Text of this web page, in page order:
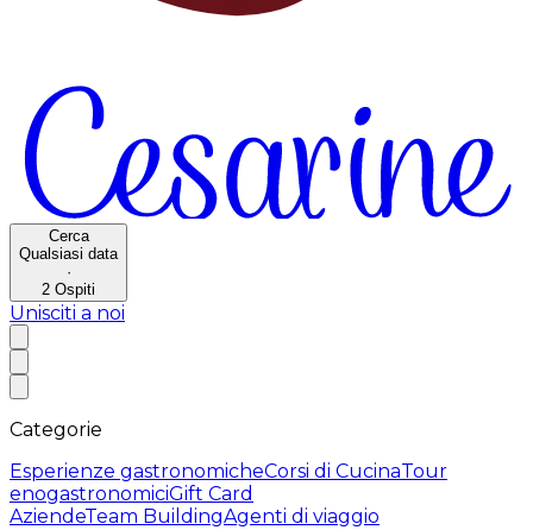
Cerca
Qualsiasi data
·
2 Ospiti
Unisciti a noi
Categorie
Esperienze gastronomicheCorsi di CucinaTour
enogastronomiciGift Card
AziendeTeam BuildingAgenti di viaggio